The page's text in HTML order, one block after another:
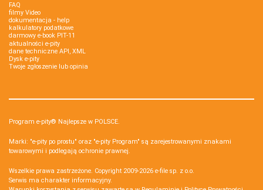
FAQ
filmy Video
dokumentacja - help
kalkulatory podatkowe
darmowy e-book PIT-11
aktualności e-pity
dane techniczne API, XML
Dysk e-pity
Twoje zgłoszenie lub opinia
Program e-pity® Najlepsze w POLSCE.
Marki: "e-pity po prostu" oraz "e-pity Program" są zarejestrowanymi znakami
towarowymi i podlegają ochronie prawnej.
Wszelkie prawa zastrzeżone. Copyright 2009-2026 e-file sp. z o.o.
Serwis ma charakter informacyjny.